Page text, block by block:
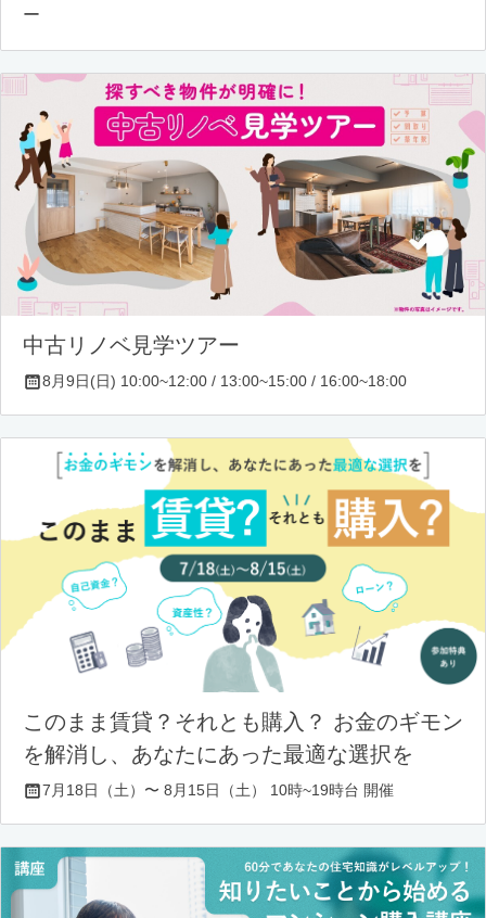
ー
中古リノベ見学ツアー
8月9日(日) 10:00~12:00 / 13:00~15:00 / 16:00~18:00
このまま賃貸？それとも購入？ お金のギモン
を解消し、あなたにあった最適な選択を
7月18日（土）〜 8月15日（土） 10時~19時台 開催